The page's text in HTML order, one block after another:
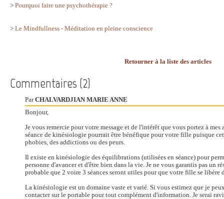
> Pourquoi faire une psychothérapie ?
> Le Mindfullness - Méditation en pleine conscience
Retourner à la liste des articles
Commentaires (2)
ParCHALVARDJIAN MARIE ANNE
Bonjour,
Je vous remercie pour votre message et de l'intérêt que vous portez à
séance de kinésiologie pourrait être bénéfique pour votre fille puisque
phobies, des addictions ou des peurs.
Il existe en kinésiologie des équilibrations (utilisées en séance) pour
personne d'avancer et d'être bien dans la vie. Je ne vous garantis pas un
probable que 2 voire 3 séances seront utiles pour que votre fille se libère
La kinésiologie est un domaine vaste et varié. Si vous estimez que je
contacter sur le portable pour tout complément d'information. Je serai